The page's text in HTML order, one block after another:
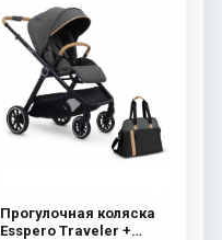
Прогулочная коляска
Esspero Traveler +